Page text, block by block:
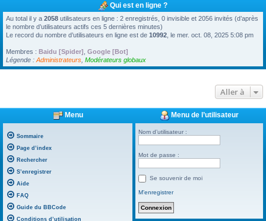
Qui est en ligne ?
Au total il y a 2058 utilisateurs en ligne : 2 enregistrés, 0 invisible et 2056 invités (d’après
le nombre d’utilisateurs actifs ces 5 dernières minutes)
Le record du nombre d’utilisateurs en ligne est de 10992 , le mer. oct. 08, 2025 5:08 pm
Membres : Baidu [Spider] Google [Bot]
Légende : Administrateurs Modérateurs globaux
Aller à
Menu
Sommaire
Page d’index
Rechercher
S’enregistrer
Aide
FAQ
Guide du BBCode
Conditions d’utilisation
Menu de l’utilisateur
Nom d’utilisateur :
Mot de passe :
Se souvenir de moi
M’enregistrer